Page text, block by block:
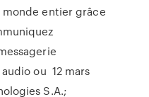
entier grâce
ou 12 mars
S.A.;